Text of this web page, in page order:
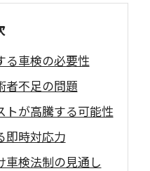
る車検の必要性
者不足の問題
トが高騰する可能性
即時対応力
車検法制の見通し